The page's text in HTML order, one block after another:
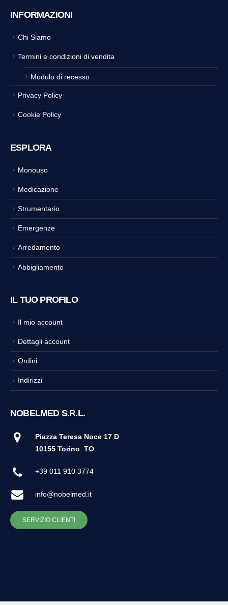
INFORMAZIONI
Chi Siamo
Termini e condizioni di vendita
Modulo di recesso
Privacy Policy
Cookie Policy
ESPLORA
Monouso
Medicazione
Strumentario
Emergenze
Arredamento
Abbigliamento
IL TUO PROFILO
Il mio account
Dettagli account
Ordini
Indirizzi
NOBELMED S.R.L.
Piazza Teresa Noce 17 D
10155 Torino TO
+39 011 910 3774
info@nobelmed.it
SERVIZIO CLIENTI